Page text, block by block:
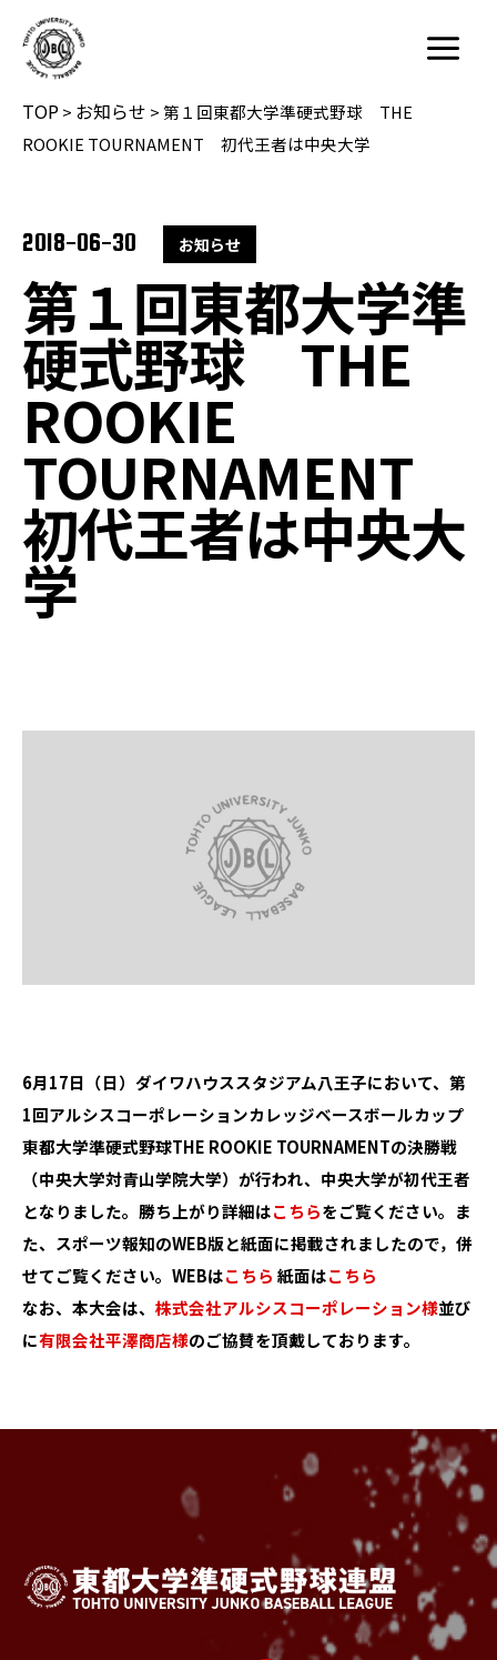
Main
TOP> お知らせ >第１回東都大学準硬式野球 THE
ROOKIE TOURNAMENT 初代王者は中央大学
2018-06-30 お知らせ
第１回東都大学準
硬式野球 THE
ROOKIE
TOURNAMENT
初代王者は中央大
学
6月17日（日）ダイワハウススタジアム八王子において、第
1回アルシスコーポレーションカレッジベースボールカップ
東都大学準硬式野球THE ROOKIE TOURNAMENTの決勝戦
（中央大学対青山学院大学）が行われ、中央大学が初代王者
となりました。勝ち上がり詳細はこちらをご覧ください。ま
た、スポーツ報知のWEB版と紙面に掲載されましたので，併
せてご覧ください。WEBはこちら 紙面はこちら
なお、本大会は、 株式会社アルシスコーポレーション様並び
に有限会社平澤商店様のご協賛を頂戴しております。